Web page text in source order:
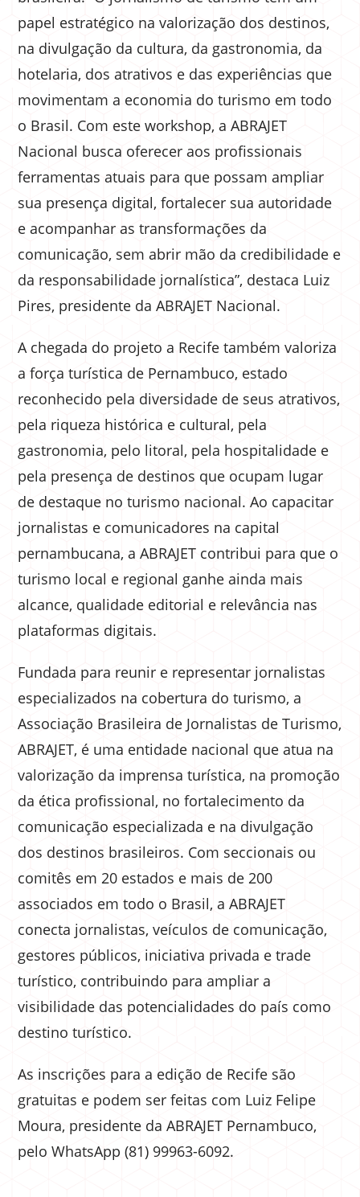
papel estratégico na valorização dos destinos,
na divulgação da cultura, da gastronomia, da
hotelaria, dos atrativos e das experiências que
movimentam a economia do turismo em todo
o Brasil. Com este workshop, a ABRAJET
Nacional busca oferecer aos profissionais
ferramentas atuais para que possam ampliar
sua presença digital, fortalecer sua autoridade
e acompanhar as transformações da
comunicação, sem abrir mão da credibilidade e
da responsabilidade jornalística”, destaca Luiz
Pires, presidente da ABRAJET Nacional.
A chegada do projeto a Recife também valoriza
a força turística de Pernambuco, estado
reconhecido pela diversidade de seus atrativos,
pela riqueza histórica e cultural, pela
gastronomia, pelo litoral, pela hospitalidade e
pela presença de destinos que ocupam lugar
de destaque no turismo nacional. Ao capacitar
jornalistas e comunicadores na capital
pernambucana, a ABRAJET contribui para que o
turismo local e regional ganhe ainda mais
alcance, qualidade editorial e relevância nas
plataformas digitais.
Fundada para reunir e representar jornalistas
especializados na cobertura do turismo, a
Associação Brasileira de Jornalistas de Turismo,
ABRAJET, é uma entidade nacional que atua na
valorização da imprensa turística, na promoção
da ética profissional, no fortalecimento da
comunicação especializada e na divulgação
dos destinos brasileiros. Com seccionais ou
comitês em 20 estados e mais de 200
associados em todo o Brasil, a ABRAJET
conecta jornalistas, veículos de comunicação,
gestores públicos, iniciativa privada e trade
turístico, contribuindo para ampliar a
visibilidade das potencialidades do país como
destino turístico.
As inscrições para a edição de Recife são
gratuitas e podem ser feitas com Luiz Felipe
Moura, presidente da ABRAJET Pernambuco,
pelo WhatsApp (81) 99963-6092.